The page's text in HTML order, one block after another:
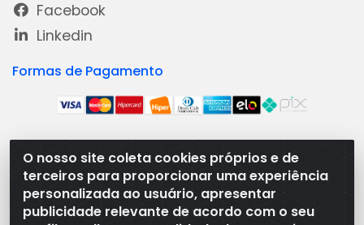
O nosso site coleta cookies próprios e de
terceiros para proporcionar uma experiência
personalizada ao usuário, apresentar
publicidade relevante de acordo com o seu
Facebook
Linkedin
Formas de Pagamento
Medeiros Distribuidora - Rua Dias Carneiro, 1977 -
Ramal, Bacabal/MA - CEP 65.700-000 - CNPJ
08.474.030/0001-41